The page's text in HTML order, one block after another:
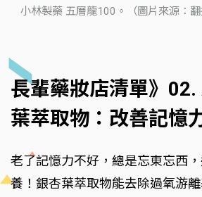
小林製藥 五層龍100。（圖片來源：翻
長輩藥妝店清單》
葉萃取物：改善記憶
老了記憶力不好，總是忘東忘西
養！銀杏葉萃取物能去除過氧游